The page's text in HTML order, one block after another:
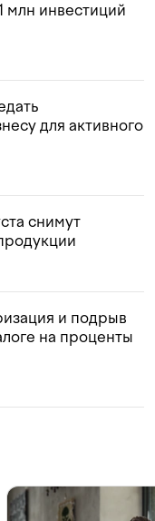
млн инвестиций
для активного
снимут
и подрыв
на проценты